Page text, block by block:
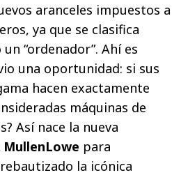
aranceles impuestos a
ya que se clasifica
“ordenador”. Ahí es
una oportunidad: si sus
hacen exactamente
máquinas de
Así nace la nueva
MullenLowe para
la icónica